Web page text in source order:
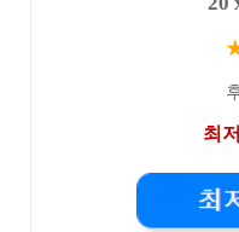
최